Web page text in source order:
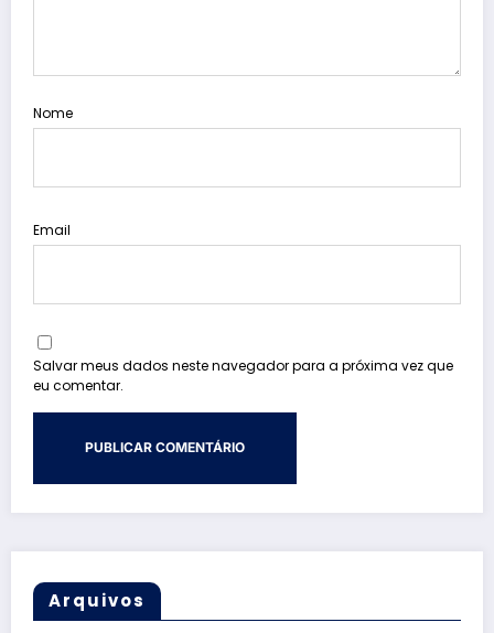
Nome
Email
Salvar meus dados neste navegador para a próxima vez que
eu comentar.
Arquivos